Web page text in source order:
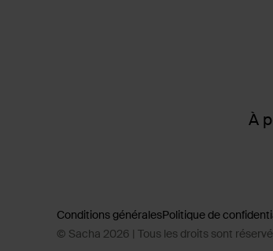
À
Conditions généralesPolitique de
© Sacha 2026 | Tous les droits sont